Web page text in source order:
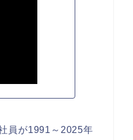
員が1991～2025年